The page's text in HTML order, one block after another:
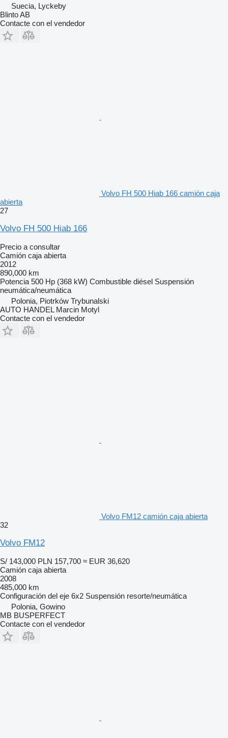
Suecia, Lyckeby
Blinto AB
Contacte con el vendedor
Volvo FH 500 Hiab 166 camión caja
abierta
27
Volvo FH 500 Hiab 166
Precio a consultar
Camión caja abierta
2012
890,000 km
Potencia 500 Hp (368 kW) Combustible diésel Suspensión
neumática/neumática
Polonia, Piotrków Trybunalski
AUTO HANDEL Marcin Motyl
Contacte con el vendedor
Volvo FM12 camión caja abierta
32
Volvo FM12
S/ 143,000 PLN 157,700 ≈ EUR 36,620
Camión caja abierta
2008
485,000 km
Configuración del eje 6x2 Suspensión resorte/neumática
Polonia, Gowino
MB BUSPERFECT
Contacte con el vendedor